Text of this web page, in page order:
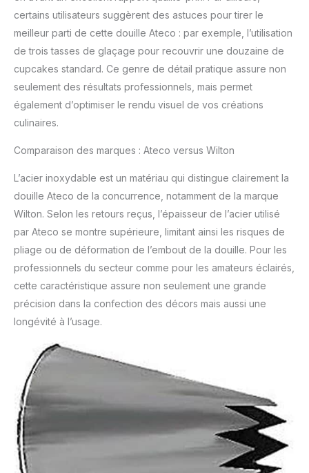
certains utilisateurs suggèrent des astuces pour tirer le
meilleur parti de cette douille Ateco : par exemple, l’utilisation
de trois tasses de glaçage pour recouvrir une douzaine de
cupcakes standard. Ce genre de détail pratique assure non
seulement des résultats professionnels, mais permet
également d’optimiser le rendu visuel de vos créations
culinaires.
Comparaison des marques : Ateco versus Wilton
L’acier inoxydable est un matériau qui distingue clairement la
douille Ateco de la concurrence, notamment de la marque
Wilton. Selon les retours reçus, l’épaisseur de l’acier utilisé
par Ateco se montre supérieure, limitant ainsi les risques de
pliage ou de déformation de l’embout de la douille. Pour les
professionnels du secteur comme pour les amateurs éclairés,
cette caractéristique assure non seulement une grande
précision dans la confection des décors mais aussi une
longévité à l’usage.